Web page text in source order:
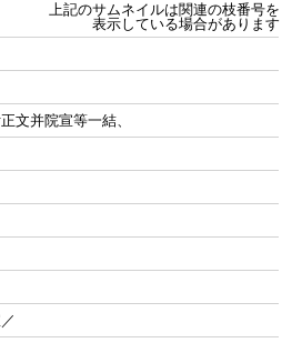
上記のサムネイルは関連の枝番号を
表示している場合があります
文并院宣等一結、